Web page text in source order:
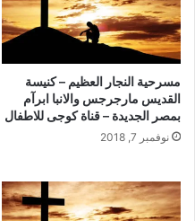
مسرحية النجار العظيم – كنيسة
القديس مارجرجس والانبا ابرآم
بمصر الجديدة – قناة كوجى للاطفال
نوفمبر 7, 2018